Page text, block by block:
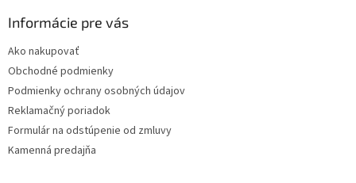
Informácie pre vás
Ako nakupovať
Obchodné podmienky
Podmienky ochrany osobných údajov
Reklamačný poriadok
Formulár na odstúpenie od zmluvy
Kamenná predajňa